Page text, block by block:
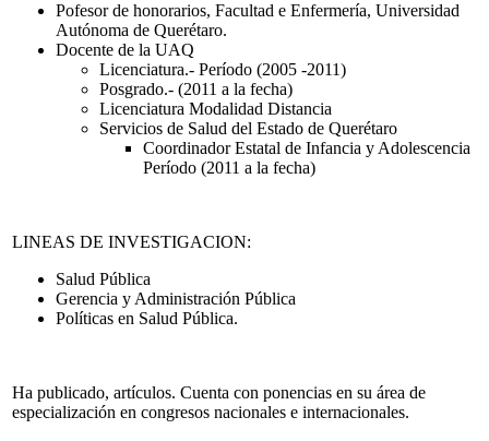
Pofesor de honorarios, Facultad e Enfermería, Universidad
Autónoma de Querétaro.
Docente de la UAQ
Licenciatura.- Período (2005 -2011)
Posgrado.- (2011 a la fecha)
Licenciatura Modalidad Distancia
Servicios de Salud del Estado de Querétaro
Coordinador Estatal de Infancia y Adolescencia
Período (2011 a la fecha)
LINEAS DE INVESTIGACION:
Salud Pública
Gerencia y Administración Pública
Políticas en Salud Pública.
Ha publicado, artículos. Cuenta con ponencias en su área de
especialización en congresos nacionales e internacionales.